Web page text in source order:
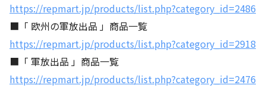
https://repmart.jp/products/list.php?category_id=2486
■「 欧州の軍放出品 」商品一覧
https://repmart.jp/products/list.php?category_id=2918
■「 軍放出品 」商品一覧
https://repmart.jp/products/list.php?category_id=2476